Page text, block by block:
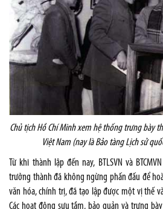
Chủ tịch Hồ Chí Minh xem hệ thống trưng bày
ViệtNam(nay là Bảo tàng Lịch sử
Từ khi thành lập đến nay, BTLSVN và
trưởng thành đã không ngừng phấn đấu để
văn hóa, chính trị, đã tạo lập được một vị thế
Các hoạt động sưu tầm, bảo quản và trưng